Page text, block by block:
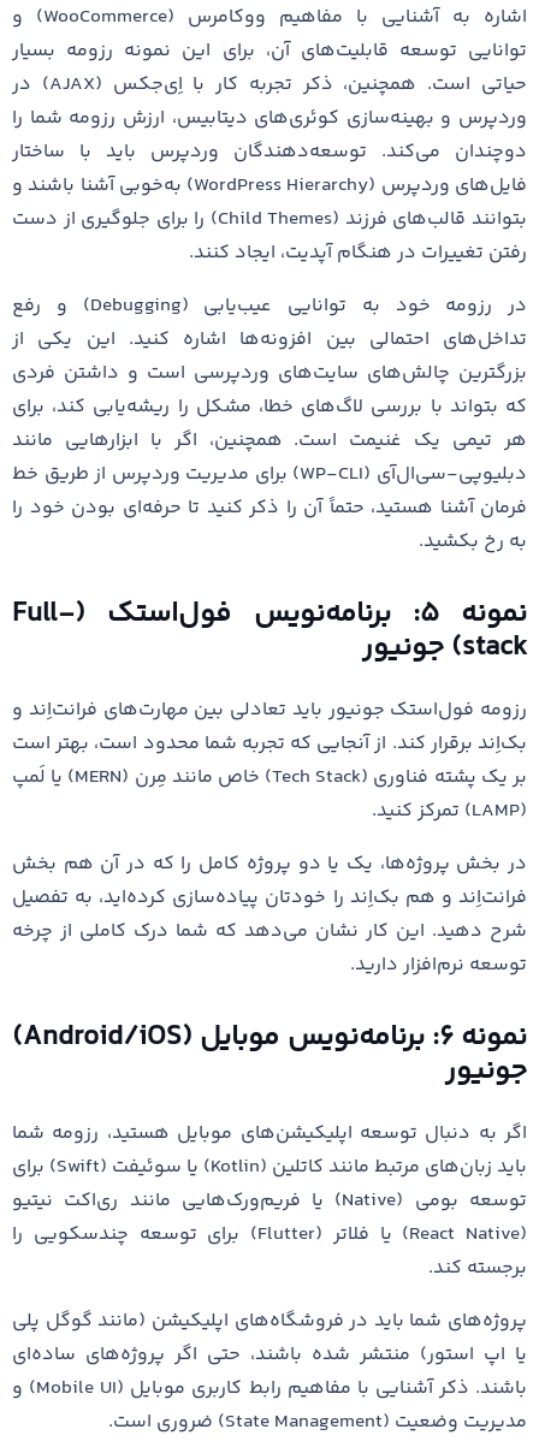
اشاره به آشنایی با مفاهیم ووکامرس (WooCommerce) و
توانایی توسعه قابلیت‌های آن، برای این نمونه رزومه بسیار
حیاتی است. همچنین، ذکر تجربه کار با اِی‌جکس (AJAX) در
وردپرس و بهینه‌سازی کوئری‌های دیتابیس، ارزش رزومه شما را
دوچندان می‌کند. توسعه‌دهندگان وردپرس باید با ساختار
فایل‌های وردپرس (WordPress Hierarchy) به‌خوبی آشنا باشند و
بتوانند قالب‌های فرزند (Child Themes) را برای جلوگیری از دست
رفتن تغییرات در هنگام آپدیت، ایجاد کنند.
در رزومه خود به توانایی عیب‌یابی (Debugging) و رفع
تداخل‌های احتمالی بین افزونه‌ها اشاره کنید. این یکی از
بزرگترین چالش‌های سایت‌های وردپرسی است و داشتن فردی
که بتواند با بررسی لاگ‌های خطا، مشکل را ریشه‌یابی کند، برای
هر تیمی یک غنیمت است. همچنین، اگر با ابزارهایی مانند
دبلیو‌پی-سی‌ال‌آی (WP-CLI) برای مدیریت وردپرس از طریق خط
فرمان آشنا هستید، حتماً آن را ذکر کنید تا حرفه‌ای بودن خود را
به رخ بکشید.
نمونه ۵: برنامه‌نویس فول‌استک (Full-
stack) جونیور
رزومه فول‌استک جونیور باید تعادلی بین مهارت‌های فرانت‌اِند و
بک‌اِند برقرار کند. از آنجایی که تجربه شما محدود است، بهتر است
بر یک پشته فناوری (Tech Stack) خاص مانند مِرن (MERN) یا لَمپ
(LAMP) تمرکز کنید.
در بخش پروژه‌ها، یک یا دو پروژه کامل را که در آن هم بخش
فرانت‌اِند و هم بک‌اِند را خودتان پیاده‌سازی کرده‌اید، به تفصیل
شرح دهید. این کار نشان می‌دهد که شما درک کاملی از چرخه
توسعه نرم‌افزار دارید.
نمونه ۶: برنامه‌نویس موبایل (Android/iOS)
جونیور
اگر به دنبال توسعه اپلیکیشن‌های موبایل هستید، رزومه شما
باید زبان‌های مرتبط مانند کاتلین (Kotlin) یا سوئیفت (Swift) برای
توسعه بومی (Native) یا فریم‌ورک‌هایی مانند ری‌اکت نیتیو
(React Native) یا فلاتر (Flutter) برای توسعه چندسکویی را
برجسته کند.
پروژه‌های شما باید در فروشگاه‌های اپلیکیشن (مانند گوگل پلی
یا اپ استور) منتشر شده باشند، حتی اگر پروژه‌های ساده‌ای
باشند. ذکر آشنایی با مفاهیم رابط کاربری موبایل (Mobile UI) و
مدیریت وضعیت (State Management) ضروری است.